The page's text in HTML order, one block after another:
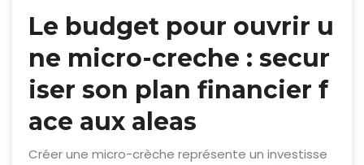
Le budget pour ouvrir u
ne micro-creche : secur
iser son plan financier f
ace aux aleas
Créer une micro-crèche représente un investisse